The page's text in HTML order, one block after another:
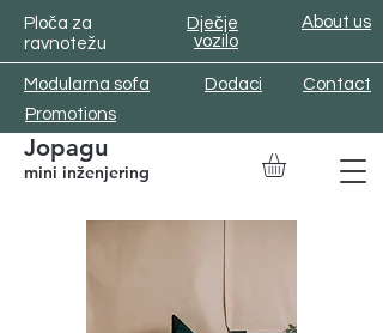
Ploča za
ravnotežu
Dječje
vozilo
Modularna sofa Dodaci
Contact
Promotions
Jopagu
mini inženjering
About us